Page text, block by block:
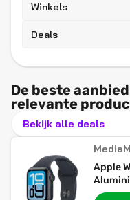
Winkels
Deals
De beste
relevante
Bekijk alle deals
Apple
S/m